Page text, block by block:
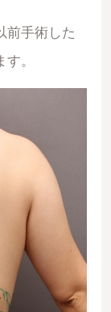
前手術した
。